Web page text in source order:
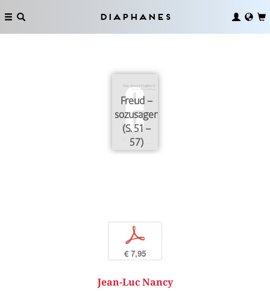
Diaphanes
Freud –
sozusagen
(S. 51 –
57)
p
€ 7,95
Jean-Luc Nancy